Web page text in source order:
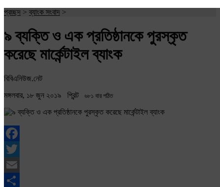
প্রচ্ছদ >ব্যাংক সংবাদ >
৯ ব্যক্তি ও এক প্রতিষ্ঠানকে পুরস্কৃত
করেছে মার্কেন্টাইল ব্যাংক
বিবিএনিউজ.নেট
মঙ্গলবার, ১৮ জুন ২০১৯ প্রিন্ট ৬৮১ বার পঠিত
Facebook
Twitter
Email